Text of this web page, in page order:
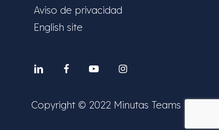
Linkedinfacebookyoutubeinstagram
Copyright © 2022 Minutas Teams
Aviso de privacidad
English site